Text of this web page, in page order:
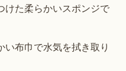
けた柔らかいスポンジで
布巾で水気を拭き取り